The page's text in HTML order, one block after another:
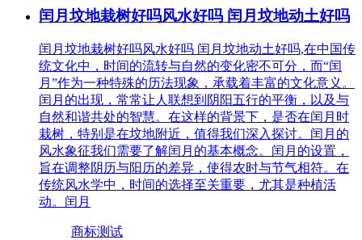
闰月坟地栽树好吗风水好吗 闰月坟地动土好吗
闰月坟地栽树好吗风水好吗 闰月坟地动土好吗,在中国传
统文化中，时间的流转与自然的变化密不可分，而“闰
月”作为一种特殊的历法现象，承载着丰富的文化意义。
闰月的出现，常常让人联想到阴阳五行的平衡，以及与
自然和谐共处的智慧。在这样的背景下，是否在闰月时
栽树，特别是在坟地附近，值得我们深入探讨。闰月的
风水象征我们需要了解闰月的基本概念。闰月的设置，
旨在调整阴历与阳历的差异，使得农时与节气相符。在
传统风水学中，时间的选择至关重要，尤其是种植活
动。闰月
商标测试